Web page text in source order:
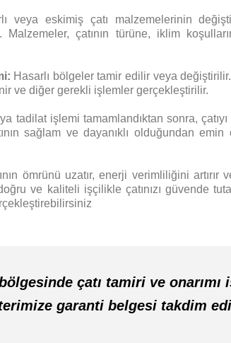
veya eskimiş çatı malzemelerinin
Malzemeler, çatının türüne, iklim
Hasarlı bölgeler tamir edilir veya
ve diğer gerekli işlemler gerçekleştirilir.
tadilat işlemi tamamlandıktan sonra, çatıyı
sağlam ve dayanıklı olduğundan
ömrünü uzatır, enerji verimliliğini artırır
ve kaliteli işçilikle çatınızı güvende
çatı tamiri ve onarımı
garanti belgesi takdim